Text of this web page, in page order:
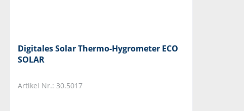
Digitales Solar Thermo-Hygrometer ECO
SOLAR
Artikel Nr.: 30.5017